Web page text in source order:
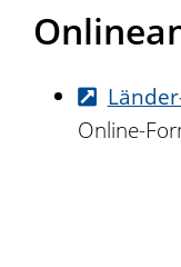
Online-